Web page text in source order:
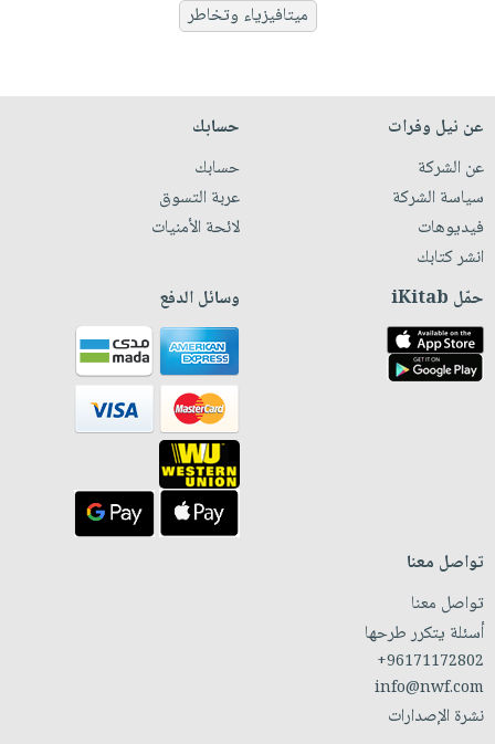
ميتافيزياء وتخاطر
عن نيل وفرات
عن الشركة
سياسة الشركة
فيديوهات
انشر كتابك
حسابك
حسابك
عربة التسوق
لائحة الأمنيات
حمّل iKitab وسائل الدفع
تواصل معنا
تواصل معنا
أسئلة يتكرر طرحها
+96171172802
info@nwf.com
نشرة الإصدارات